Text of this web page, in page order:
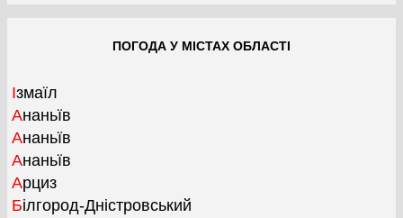
ПОГОДА У МІСТАХ ОБЛАСТІ
Ізмаїл
Ананьїв
Ананьїв
Ананьїв
Арциз
Білгород-Дністровський